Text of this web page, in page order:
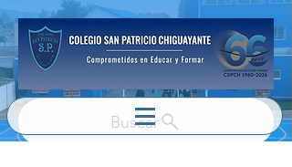
Buscar